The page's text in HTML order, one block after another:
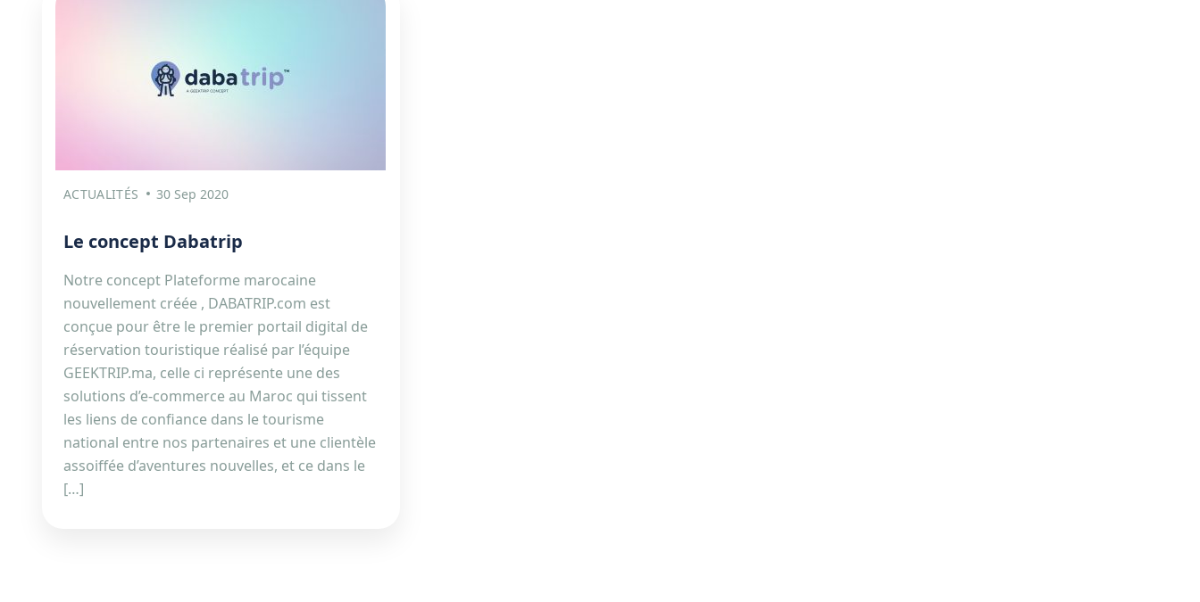
ACTUALITÉS 30 Sep 2020
Le concept Dabatrip
Notre concept Plateforme marocaine
nouvellement créée , DABATRIP.com est
conçue pour être le premier portail digital de
réservation touristique réalisé par l’équipe
GEEKTRIP.ma, celle ci représente une des
solutions d’e-commerce au Maroc qui tissent
les liens de confiance dans le tourisme
national entre nos partenaires et une clientèle
assoiffée d’aventures nouvelles, et ce dans le
[…]